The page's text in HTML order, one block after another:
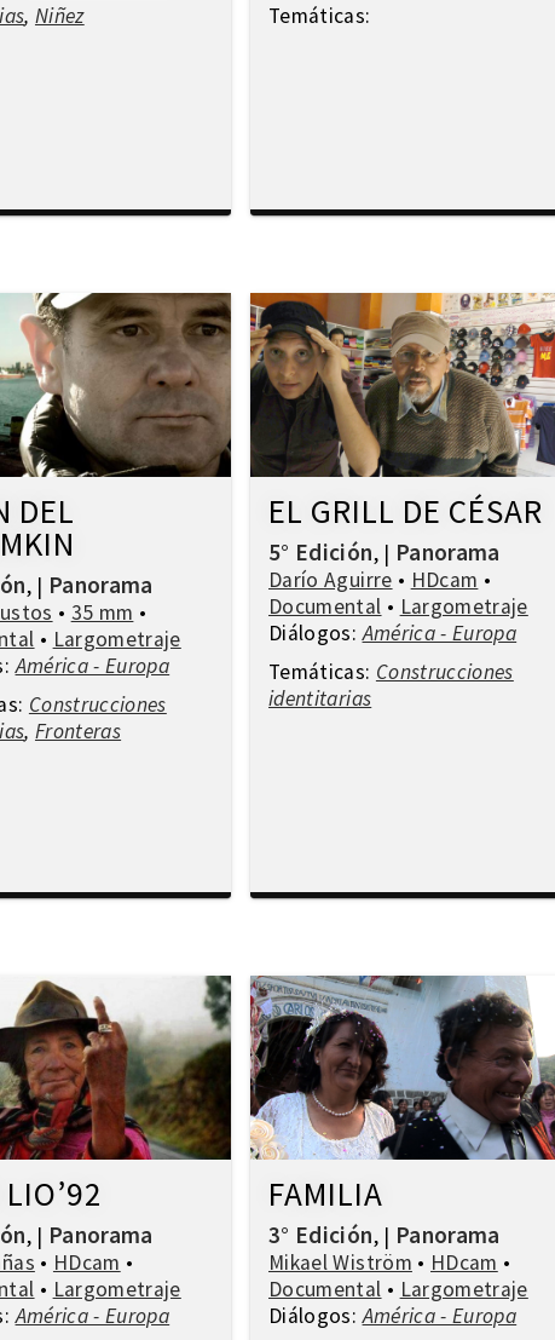
, Niñez
Temáticas:
DEL
, | Panorama
• 35 mm •
• Largometraje
América - Europa
Construcciones
, Fronteras
EL GRILL DE CÉSAR
5° Edición, | Panorama
Darío Aguirre • HDcam •
Documental • Largometraje
Diálogos:América - Europa
Temáticas: Construcciones
identitarias
, | Panorama
• HDcam •
• Largometraje
América - Europa
FAMILIA
3° Edición, | Panorama
Mikael Wiström • HDcam •
Documental • Largometraje
Diálogos:América - Europa